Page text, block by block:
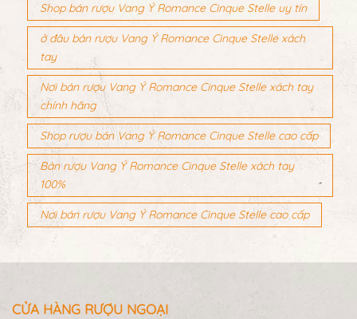
Shop bán rượu Vang Ý Romance Cinque Stelle uy tín
ở đâu bán rượu Vang Ý Romance Cinque Stelle xách
tay
Nơi bán rượu Vang Ý Romance Cinque Stelle xách tay
chính hãng
Shop rượu bán Vang Ý Romance Cinque Stelle cao cấp
Bán rượu Vang Ý Romance Cinque Stelle xách tay
100%
Nơi bán rượu Vang Ý Romance Cinque Stelle cao cấp
CỬA HÀNG RƯỢU NGOẠI